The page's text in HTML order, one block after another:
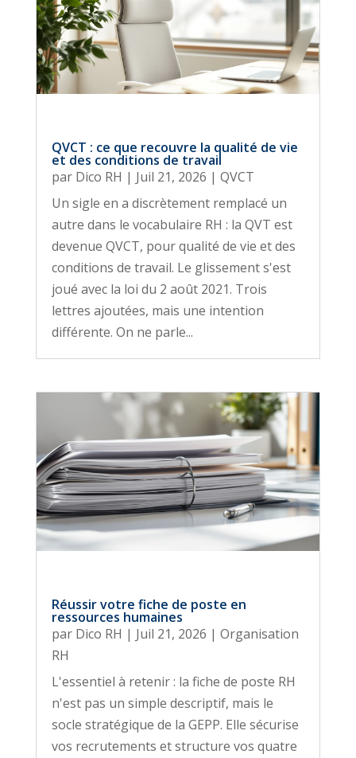
QVCT : ce que recouvre la qualité de vie
et des conditions de travail
par Dico RH | Juil 21, 2026 | QVCT
Un sigle en a discrètement remplacé un
autre dans le vocabulaire RH : la QVT est
devenue QVCT, pour qualité de vie et des
conditions de travail. Le glissement s'est
joué avec la loi du 2 août 2021. Trois
lettres ajoutées, mais une intention
différente. On ne parle...
Réussir votre fiche de poste en
ressources humaines
par Dico RH | Juil 21, 2026 | Organisation
RH
L'essentiel à retenir : la fiche de poste RH
n'est pas un simple descriptif, mais le
socle stratégique de la GEPP. Elle sécurise
vos recrutements et structure vos quatre